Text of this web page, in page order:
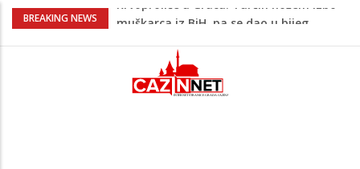
BREAKING NEWS
Evo kakvo će danas vrijeme biti u BiH
napadati susjedne zemlje, ali ćemo
uzvratiti ukoliko krenu na nas
Novi detalji ubistva u Bosanskoj Krupi: